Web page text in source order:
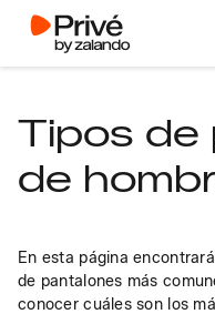
Tipos de
de
En esta página
de pantalones más
conocer cuáles son los